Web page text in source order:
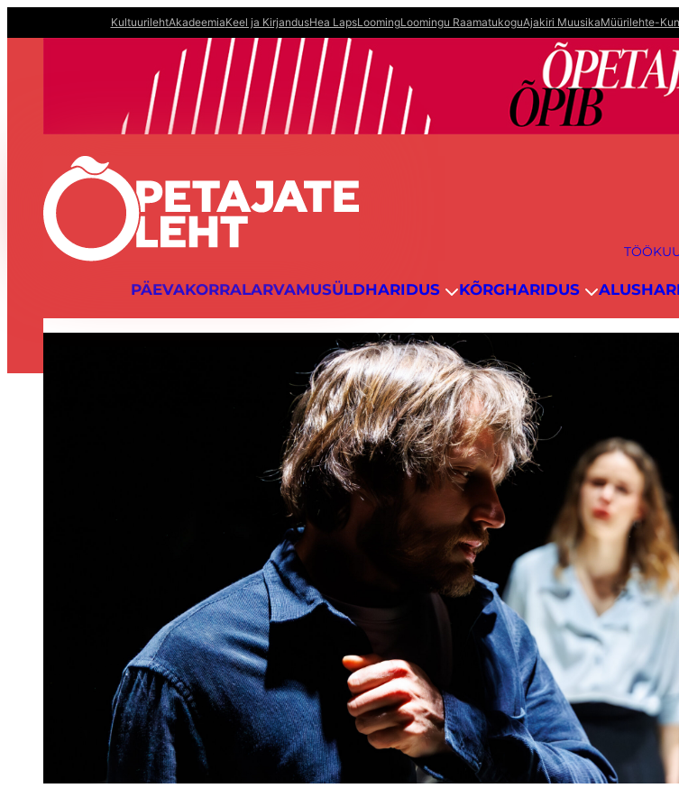
sisu
KultuurilehtAkadeemiaKeel ja KirjandusHea LapsLoomingLoomingu RaamatukoguAjakiri MuusikaMüürilehte-
PÄEVAKORRALARVAMUSÜLDHARIDUS KÕRGHARIDUS